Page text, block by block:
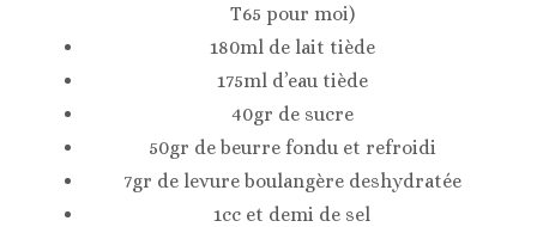
T65 pour moi)
180ml de lait tiède
175ml d’eau tiède
40gr de sucre
50gr de beurre fondu et refroidi
7gr de levure boulangère deshydratée
1cc et demi de sel